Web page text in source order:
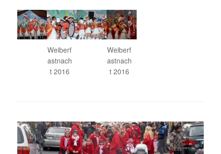
Weiberf
astnach
t 2016
Weiberf
astnach
t 2016